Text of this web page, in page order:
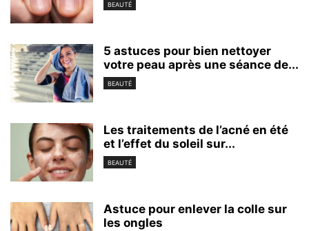
BEAUTÉ
5 astuces pour bien nettoyer
votre peau après une séance de...
BEAUTÉ
Les traitements de l’acné en été
et l’effet du soleil sur...
BEAUTÉ
Astuce pour enlever la colle sur
les ongles